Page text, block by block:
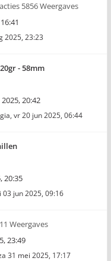
5856 Weergaves
2025, 23:23
- 58mm
20:42
, vr 20 jun 2025, 06:44
20:35
03 jun 2025, 09:16
Weergaves
23:49
31 mei 2025, 17:17